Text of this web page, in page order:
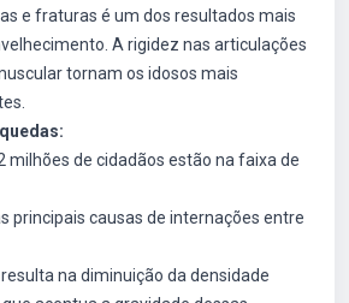
e fraturas é um dos resultados mais
A rigidez nas articulações
tornam os idosos mais
milhões de cidadãos estão na faixa de
principais causas de internações entre
na diminuição da densidade